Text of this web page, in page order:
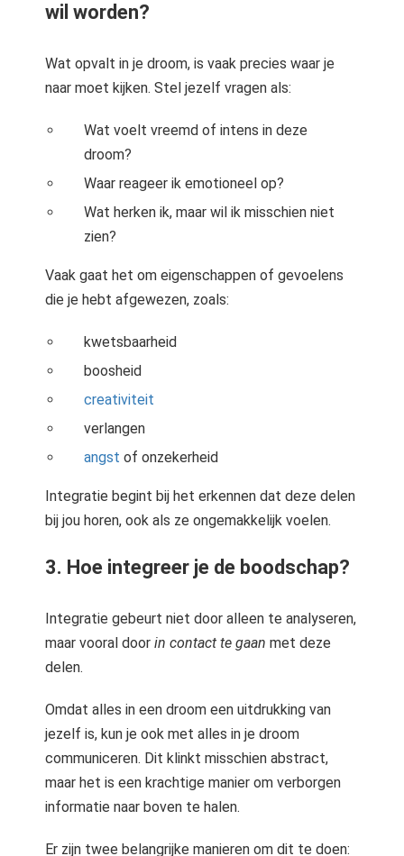
wil worden?
Wat opvalt in je droom, is vaak precies waar je
naar moet kijken. Stel jezelf vragen als:
Wat voelt vreemd of intens in deze
droom?
Waar reageer ik emotioneel op?
Wat herken ik, maar wil ik misschien niet
zien?
Vaak gaat het om eigenschappen of gevoelens
die je hebt afgewezen, zoals:
kwetsbaarheid
boosheid
creativiteit
verlangen
angst of onzekerheid
Integratie begint bij het erkennen dat deze delen
bij jou horen, ook als ze ongemakkelijk voelen.
3. Hoe integreer je de boodschap?
Integratie gebeurt niet door alleen te analyseren,
maar vooral door in contact te gaan met deze
delen.
Omdat alles in een droom een uitdrukking van
jezelf is, kun je ook met alles in je droom
communiceren. Dit klinkt misschien abstract,
maar het is een krachtige manier om verborgen
informatie naar boven te halen.
Er zijn twee belangrijke manieren om dit te doen: